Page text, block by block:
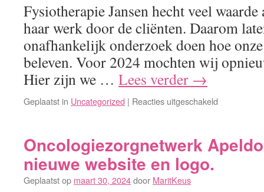
Fysiotherapie Jansen hecht veel
haar werk door de cliënten. Daarom
onafhankelijk onderzoek doen hoe
beleven. Voor 2024 mochten wij
Hier zijn we … Lees verder →
Geplaatst in Uncategorized | Reacties uitgeschakeld
opnieuw
Oncologiezorgnetwerk
nieuwe website en logo.
Geplaatst op maart 30, 2024door MaritKeus